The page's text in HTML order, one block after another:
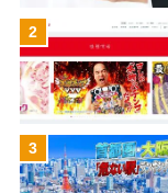
2
3